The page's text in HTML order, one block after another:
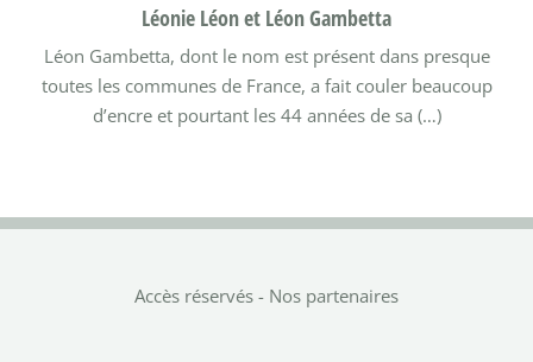
Léonie Léon et Léon Gambetta
Léon Gambetta, dont le nom est présent dans presque
toutes les communes de France, a fait couler beaucoup
d’encre et pourtant les 44 années de sa (…)
Accès réservés - Nos partenaires